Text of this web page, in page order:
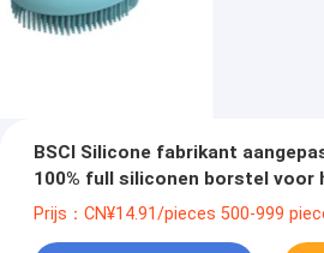
BSCI Silicone fabrikant
100% full siliconen borstel voor
badborstel
Prijs：CN¥14.91/pieces 500-999